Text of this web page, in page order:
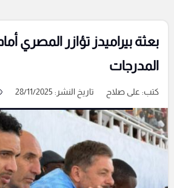
بعثة بيراميدز تؤازر المصري
المدرجات
كتب: على صلاح تاريخ النشر: 28/11/2025